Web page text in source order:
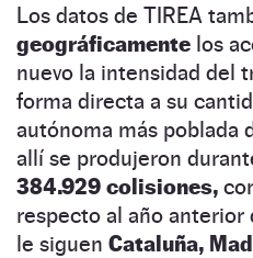
Los datos de TIREA
geográficamente los
nuevo la intensidad del
forma directa a su
autónoma más poblada
allí se produjeron
384.929 colisiones,
respecto al año anterior
le siguen Cataluña,